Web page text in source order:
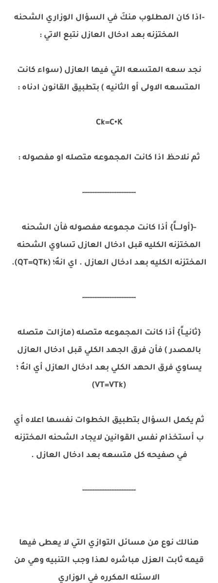
-اذا كان المطلوب منكَ في السؤال الوزاري الشحنه
المختزنه بعد ادخال العازل نتبع الاتي :
نجد سعه المتسعه التي فيها العازل (سواء كانت
المتسعه الاولى أو الثانيه ) بتطبيق القانون ادناه :
Ck=C•K
ثم نلاحظ اذا كانت المجموعه متصله او مفصوله :
----------------------
-{أولــــاً} أذا كانت مجموعه مفصوله فأن الشحنه
المختزنه الكليه قبل ادخال العازل تساوي الشحنه
المختزنه الكليه بعد ادخال العازل . اي انهُ؛ (QT=QTk).
----------------------
{ثانيــاً} أذا كانت المجموعه متصله (مازالت متصله
بالمصدر ) فأن فرق الجهد الكلي قبل ادخال العازل
يساوي فرق الحهد الكلي بعد ادخال العازل أي انهُ ؛
(VT=VTk)
ثم يكمل السؤال بتطبيق الخطوات نفسها اعلاه أي
ب أستخذام نفس القوانين لايجاد الشحنه المختزنه
في صفيحه كل متسعه بعد ادخال العازل .
----------------------
هنالك نوع من مسائل التوازي التي لا يعطى فيها
قيمه ثابت العزل مباشره لهذا وجب التنبيه وهي من
الاسئله المكرره في الوزاري